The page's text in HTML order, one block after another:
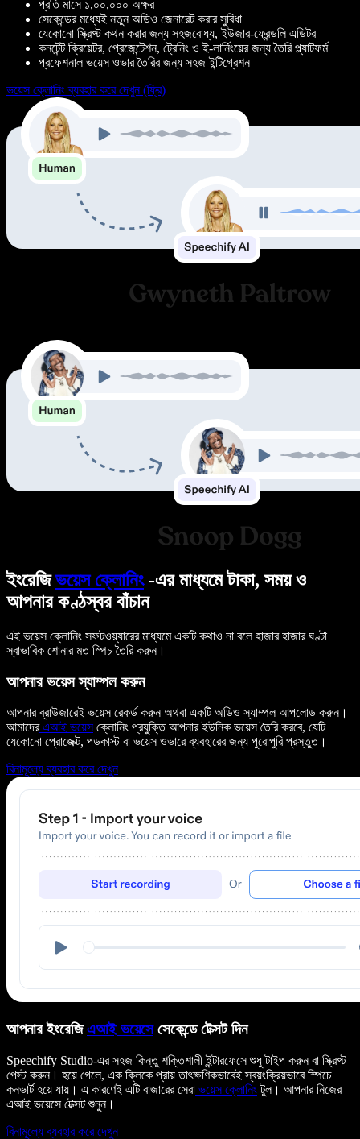
প্রতি মাসে ১,০০,০০০ অক্ষর
সেকেন্ডের মধ্যেই নতুন অডিও জেনারেট করার সুবিধা
যেকোনো স্ক্রিপ্ট কথন করার জন্য সহজবোধ্য, ইউজার-ফ্রেন্ডলি এডিটর
কনটেন্ট ক্রিয়েটর, প্রেজেন্টেশন, ট্রেনিং ও ই-লার্নিংয়ের জন্য তৈরি প্ল্যাটফর্ম
প্রফেশনাল ভয়েস ওভার তৈরির জন্য সহজ ইন্টিগ্রেশন
ভয়েস ক্লোনিং ব্যবহার করে দেখুন (ফ্রি)
ইংরেজিভয়েস ক্লোনিং-এর মাধ্যমে টাকা, সময় ও
আপনার কণ্ঠস্বর বাঁচান
এই ভয়েস ক্লোনিং সফটওয়্যারের মাধ্যমে একটি কথাও না বলে হাজার হাজার ঘণ্টা
স্বাভাবিক শোনার মত স্পিচ তৈরি করুন।
আপনার ভয়েস স্যাম্পল করুন
আপনার ব্রাউজারেই ভয়েস রেকর্ড করুন অথবা একটি অডিও স্যাম্পল আপলোড করুন।
আমাদেরএআই ভয়েসক্লোনিং প্রযুক্তি আপনার ইউনিক ভয়েস তৈরি করবে, যেটি
যেকোনো প্রোজেক্ট, পডকাস্ট বা ভয়েস ওভারে ব্যবহারের জন্য পুরোপুরি প্রস্তুত।
বিনামূল্যে ব্যবহার করে দেখুন
আপনার ইংরেজিএআই ভয়েসেসেকেন্ডে টেক্সট দিন
Speechify Studio-এর সহজ কিন্তু শক্তিশালী ইন্টারফেসে শুধু টাইপ করুন বা স্ক্রিপ্ট
পেস্ট করুন। হয়ে গেলে, এক ক্লিকে প্রায় তাৎক্ষণিকভাবেই স্বয়ংক্রিয়ভাবে স্পিচে
কনভার্ট হয়ে যায়। এ কারণেই এটি বাজারের সেরা ভয়েস ক্লোনিংটুল। আপনার নিজের
এআই ভয়েসে টেক্সট শুনুন।
বিনামূল্যে ব্যবহার করে দেখুন